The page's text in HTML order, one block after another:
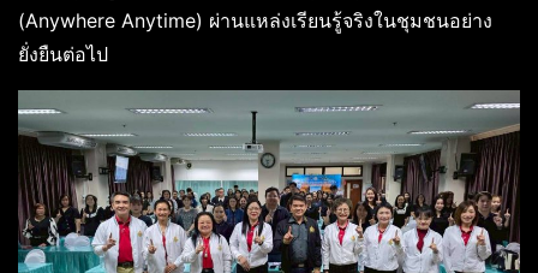
(Anywhere Anytime) ผ่านแหล่งเรียนรู้จริงในชุมชนอย่าง
ยั่งยืนต่อไป